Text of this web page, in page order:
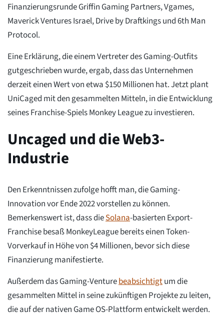
Finanzierungsrunde Griffin Gaming Partners, Vgames,
Maverick Ventures Israel, Drive by Draftkings und 6th Man
Protocol.
Eine Erklärung, die einem Vertreter des Gaming-Outfits
gutgeschrieben wurde, ergab, dass das Unternehmen
derzeit einen Wert von etwa $150 Millionen hat. Jetzt plant
UniCaged mit den gesammelten Mitteln, in die Entwicklung
seines Franchise-Spiels Monkey League zu investieren.
Uncaged und die Web3-
Industrie
Den Erkenntnissen zufolge hofft man, die Gaming-
Innovation vor Ende 2022 vorstellen zu können.
Bemerkenswert ist, dass dieSolana-basierten Export-
Franchise besaß MonkeyLeague bereits einen Token-
Vorverkauf in Höhe von $4 Millionen, bevor sich diese
Finanzierung manifestierte.
Außerdem das Gaming-Venturebeabsichtigtum die
gesammelten Mittel in seine zukünftigen Projekte zu leiten,
die auf der nativen Game OS-Plattform entwickelt werden.